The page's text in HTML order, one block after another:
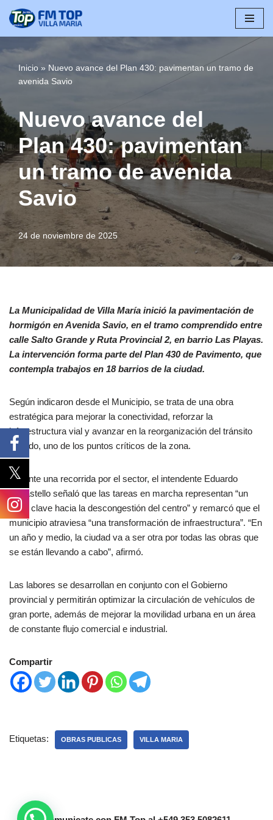
al
Inicio » Nuevo avance del Plan 430: pavimentan un tramo de
avenida Savio
Nuevo avance del
Plan 430: pavimentan
un tramo de avenida
Savio
24 de noviembre de 2025
La Municipalidad de Villa María inició la pavimentación de
hormigón en Avenida Savio, en el tramo comprendido entre
calle Salto Grande y Ruta Provincial 2, en barrio Las Playas.
La intervención forma parte del Plan 430 de Pavimento, que
contempla trabajos en 18 barrios de la ciudad.
Según indicaron desde el Municipio, se trata de una obra
estratégica para mejorar la conectividad, reforzar la
infraestructura vial y avanzar en la reorganización del tránsito
pesado, uno de los puntos críticos de la zona.
Durante una recorrida por el sector, el intendente Eduardo
Accastello señaló que las tareas en marcha representan “un
paso clave hacia la descongestión del centro” y remarcó que el
municipio atraviesa “una transformación de infraestructura”. “En
un año y medio, la ciudad va a ser otra por todas las obras que
se están llevando a cabo”, afirmó.
Las labores se desarrollan en conjunto con el Gobierno
provincial y permitirán optimizar la circulación de vehículos de
gran porte, además de mejorar la movilidad urbana en un área
de constante flujo comercial e industrial.
Compartir
Etiquetas: OBRAS PUBLICAS VILLA MARIA